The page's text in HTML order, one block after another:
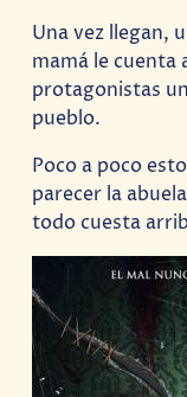
Una vez llegan,
mamá le cuenta
protagonistas
pueblo.
Poco a poco
parecer la
todo cuesta